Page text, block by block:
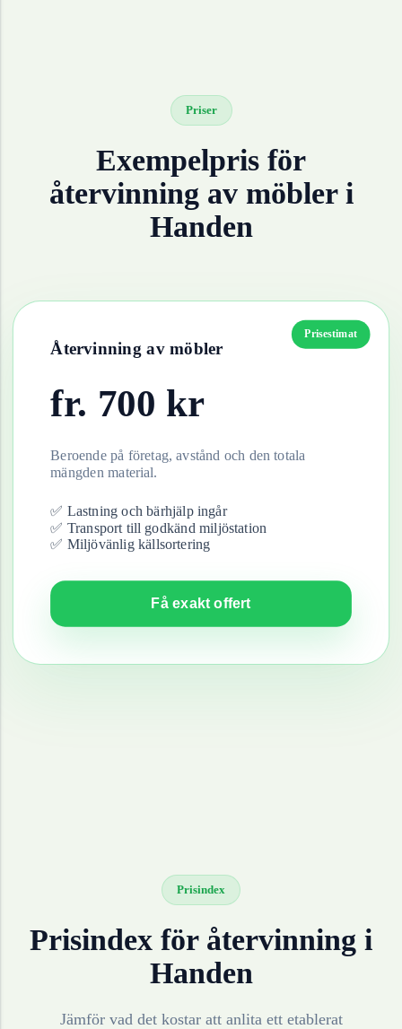
Priser
Exempelpris för
återvinning av möbleri
Handen
Prisestimat
Återvinning av möbler
fr. 700 kr
Beroende på företag, avstånd och den totala
mängden material.
✅ Lastning och bärhjälp ingår
✅ Transport till godkänd miljöstation
✅ Miljövänlig källsortering
Få exakt offert
Prisindex
Prisindex för återvinning i
Handen
Jämför vad det kostar att anlita ett etablerat